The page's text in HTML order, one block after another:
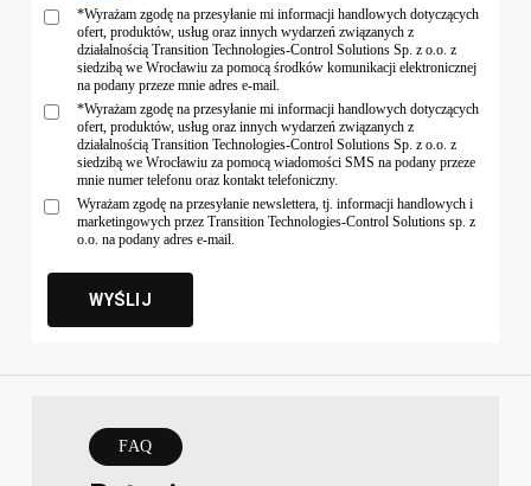
*Wyrażam zgodę na przesyłanie mi informacji handlowych dotyczących
ofert, produktów, usług oraz innych wydarzeń związanych z
działalnością Transition Technologies-Control Solutions Sp. z o.o. z
siedzibą we Wrocławiu za pomocą środków komunikacji elektronicznej
na podany przeze mnie adres e-mail.
*Wyrażam zgodę na przesyłanie mi informacji handlowych dotyczących
ofert, produktów, usług oraz innych wydarzeń związanych z
działalnością Transition Technologies-Control Solutions Sp. z o.o. z
siedzibą we Wrocławiu za pomocą wiadomości SMS na podany przeze
mnie numer telefonu oraz kontakt telefoniczny.
Wyrażam zgodę na przesyłanie newslettera, tj. informacji handlowych i
marketingowych przez Transition Technologies-Control Solutions sp. z
o.o. na podany adres e-mail.
FAQ